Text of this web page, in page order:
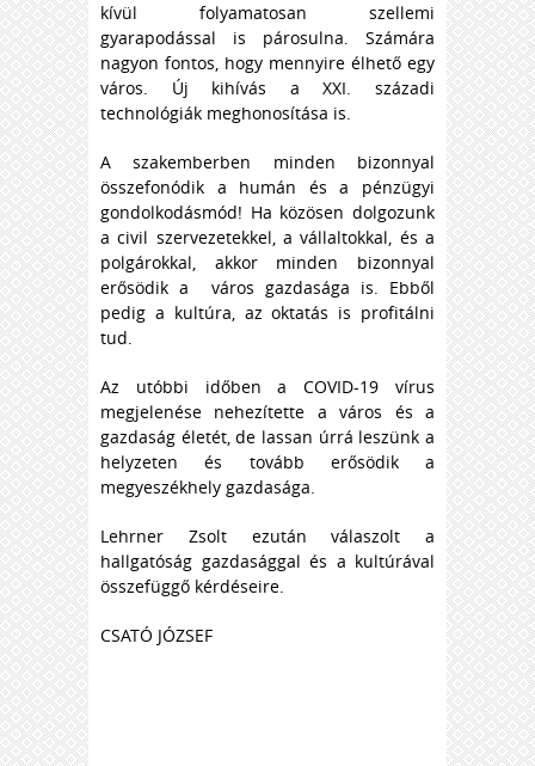
kívül folyamatosan szellemi
gyarapodással is párosulna. Számára
nagyon fontos, hogy mennyire élhető egy
város. Új kihívás a XXI. századi
technológiák meghonosítása is.
A szakemberben minden bizonnyal
összefonódik a humán és a pénzügyi
gondolkodásmód! Ha közösen dolgozunk
a civil szervezetekkel, a vállaltokkal, és a
polgárokkal, akkor minden bizonnyal
erősödik a város gazdasága is. Ebből
pedig a kultúra, az oktatás is profitálni
tud.
Az utóbbi időben a COVID-19 vírus
megjelenése nehezítette a város és a
gazdaság életét, de lassan úrrá leszünk a
helyzeten és tovább erősödik a
megyeszékhely gazdasága.
Lehrner Zsolt ezután válaszolt a
hallgatóság gazdasággal és a kultúrával
összefüggő kérdéseire.
CSATÓ JÓZSEF